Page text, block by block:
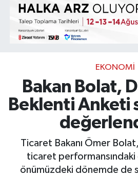
EKONOMI
Bakan Bolat,
Beklenti Anketi
Ticaret Bakanı Ömer
ticaret performansındaki
önümüzdeki dönemde de
Emtia
Galeri
Bitcoin
Şirket Haberleri
Borsa Gundem
BIST 100 Isı Haritası